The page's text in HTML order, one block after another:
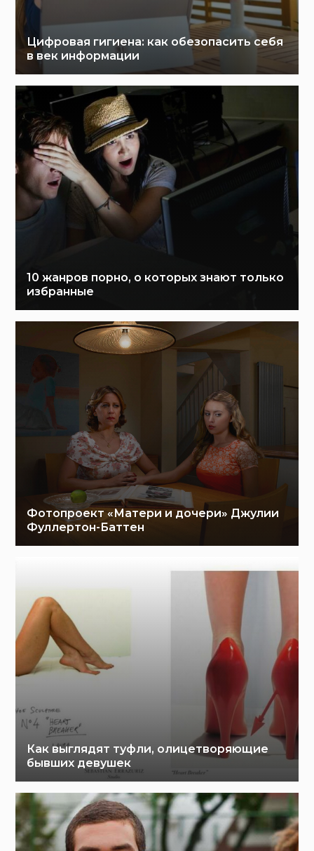
Цифровая гигиена: как обезопасить себя
в век информации
10 жанров порно, о которых знают только
избранные
Фотопроект «Матери и дочери» Джулии
Фуллертон-Баттен
Как выглядят туфли, олицетворяющие
бывших девушек